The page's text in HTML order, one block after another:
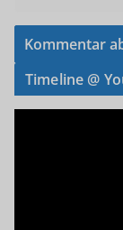
Timeline @